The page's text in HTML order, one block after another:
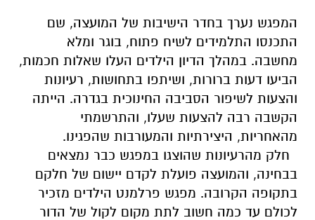
המפגש נערך בחדר הישיבות של המועצה, שם
התכנסו התלמידים לשיח פתוח, בוגר ומלא
מחשבה. במהלך הדיון הילדים העלו שאלות חכמות,
הביעו דעות ברורות, ושיתפו בתחושות, רעיונות
והצעות לשיפור הסביבה החינוכית בגדרה. הייתה
הקשבה רבה להצעות שעלו, והתרשמתי
מהאחריות, היצירתיות והמעורבות שהפגינו.
חלק מהרעיונות שהוצגו במפגש כבר נמצאים
בבחינה, והמועצה פועלת לקדם יישום של חלקם
בתקופה הקרובה. מפגש פרלמנט הילדים מזכיר
לכולם עד כמה חשוב לתת מקום לקול של הדור